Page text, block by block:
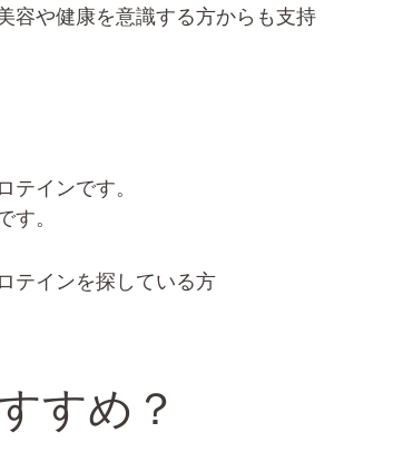
容や健康を意識する方からも支持
インです。
す。
テインを探している方
すめ？